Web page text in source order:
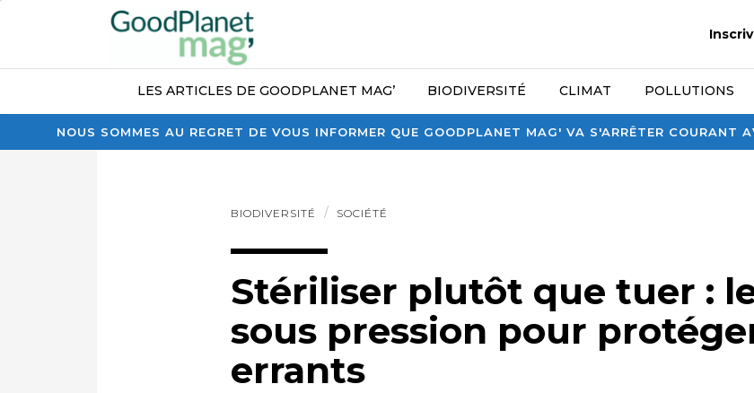
NOUS SOMMES AU REGRET DE VOUS INFORMER QUE GOODPLANET MAG' VA S'ARRÊTER COURANT
LES ARTICLES DE GOODPLANET MAG’ BIODIVERSITÉ CLIMAT POLLUTIONS
BIODIVERSITÉ SOCIÉTÉ
Stériliser plutôt que tuer :
sous pression pour
errants